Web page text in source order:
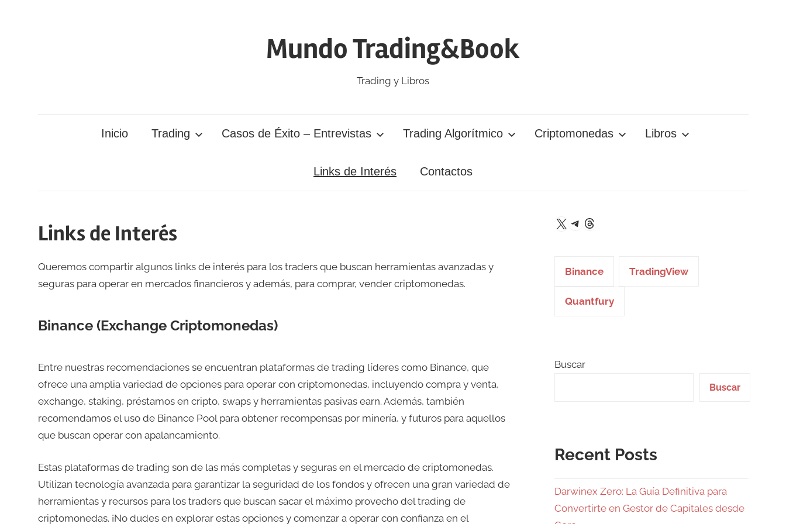
Mundo Trading&Book
Trading y Libros
Inicio Trading Casos de Éxito – Entrevistas Trading Algorítmico Criptomonedas Libros
Links de Interés Contactos
Links de Interés
Queremos compartir algunos links de interés para los traders que buscan herramientas avanzadas y
seguras para operar en mercados financieros y además, para comprar, vender criptomonedas.
Binance (Exchange Criptomonedas)
Entre nuestras recomendaciones se encuentran plataformas de trading líderes como Binance, que
ofrece una amplia variedad de opciones para operar con criptomonedas, incluyendo compra y venta,
exchange, staking, préstamos en cripto, swaps y herramientas pasivas earn. Además, también
recomendamos el uso de Binance Pool para obtener recompensas por minería, y futuros para aquellos
que buscan operar con apalancamiento.
Estas plataformas de trading son de las más completas y seguras en el mercado de criptomonedas.
Utilizan tecnología avanzada para garantizar la seguridad de los fondos y ofrecen una gran variedad de
herramientas y recursos para los traders que buscan sacar el máximo provecho del trading de
criptomonedas. ¡No dudes en explorar estas opciones y comenzar a operar con confianza en el
X Telegram
Threads
Binance TradingView
Quantfury
Buscar
Buscar
Recent Posts
Darwinex Zero: La Guía Definitiva para
Convertirte en Gestor de Capitales desde